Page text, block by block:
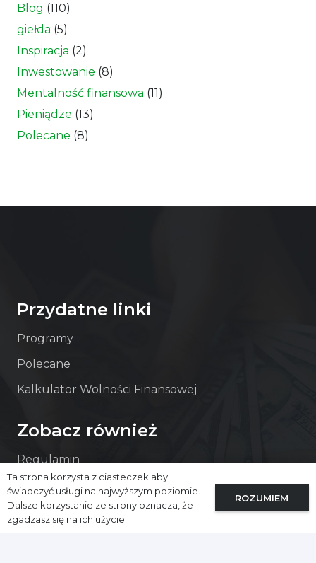
Blog (110)
giełda (5)
Inspiracja (2)
Inwestowanie (8)
Mentalność finansowa (11)
Pieniądze (13)
Polecane (8)
Przydatne linki
Programy
Polecane
Kalkulator Wolności Finansowej
Zobacz również
Regulamin
Polityka prywatności
Ta strona korzysta z ciasteczek aby
świadczyć usługi na najwyższym poziomie.
Dalsze korzystanie ze strony oznacza, że
zgadzasz się na ich użycie.
ROZUMIEM